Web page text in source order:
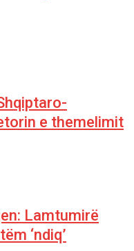
e themelimit
Lamtumirë
‘ndiq’